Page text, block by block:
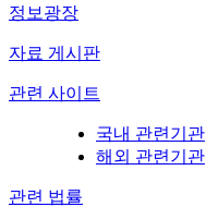
정보광장
자료 게시판
관련 사이트
국내 관련기관
해외 관련기관
관련 법률